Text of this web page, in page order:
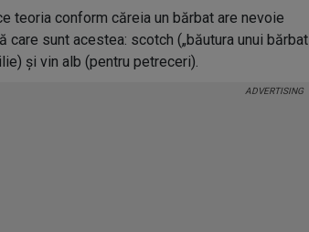
teoria conform căreia un bărbat are nevoie
care sunt acestea: scotch („băutura unui bărbat
și vin alb (pentru petreceri).